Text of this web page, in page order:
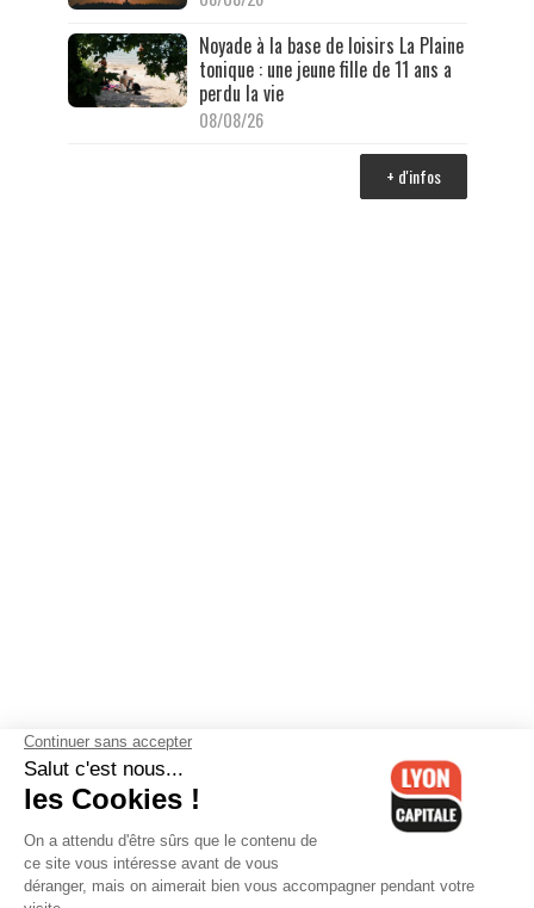
Noyade à la base de loisirs La Plaine
tonique : une jeune fille de 11 ans a
perdu la vie
08/08/26
+ d'infos